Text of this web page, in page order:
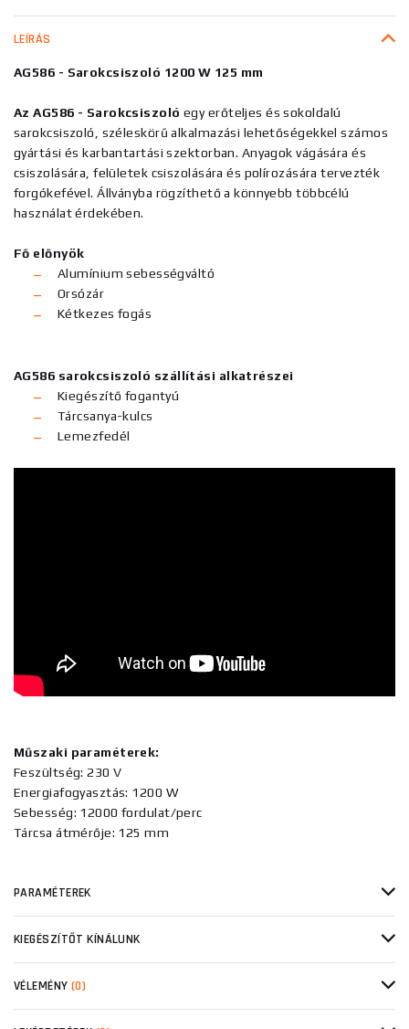
LEÍRÁS
AG586 - Sarokcsiszoló 1200 W 125 mm
Az AG586 - Sarokcsiszoló egy erőteljes és sokoldalú
sarokcsiszoló, széleskörű alkalmazási lehetőségekkel számos
gyártási és karbantartási szektorban. Anyagok vágására és
csiszolására, felületek csiszolására és polírozására tervezték
forgókefével. Állványba rögzíthető a könnyebb többcélú
használat érdekében.
Fő előnyök
Alumínium sebességváltó
Orsózár
Kétkezes fogás
AG586 sarokcsiszoló szállítási alkatrészei
Kiegészítő fogantyú
Tárcsanya-kulcs
Lemezfedél
Műszaki paraméterek:
Feszültség: 230 V
Energiafogyasztás: 1200 W
Sebesség: 12000 fordulat/perc
Tárcsa átmérője: 125 mm
PARAMÉTEREK
KIEGÉSZÍTŐT KÍNÁLUNK
VÉLEMÉNY (0)